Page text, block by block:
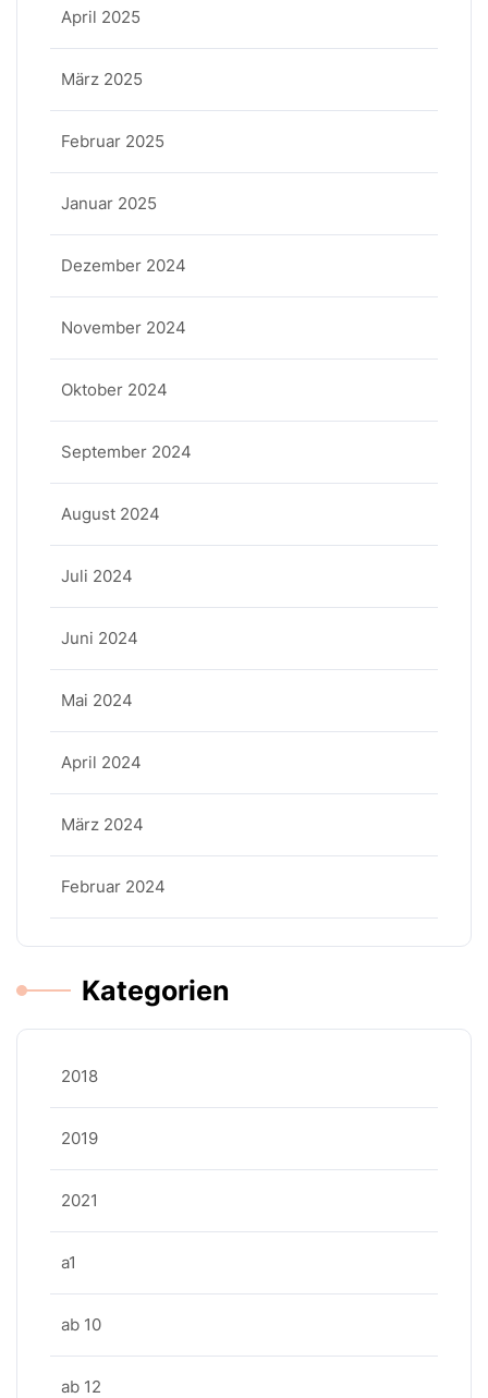
April 2025
März 2025
Februar 2025
Januar 2025
Dezember 2024
November 2024
Oktober 2024
September 2024
August 2024
Juli 2024
Juni 2024
Mai 2024
April 2024
März 2024
Februar 2024
Kategorien
2018
2019
2021
a1
ab 10
ab 12